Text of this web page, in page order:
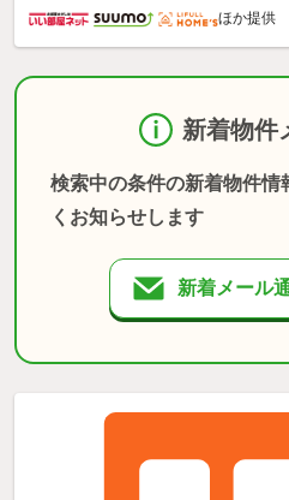
ほか提供
新着物件
検索中の条件の新着物件情
くお知らせします
新着メール